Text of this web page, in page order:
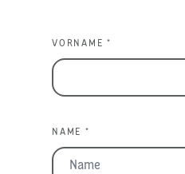
VORNAME *
NAME *